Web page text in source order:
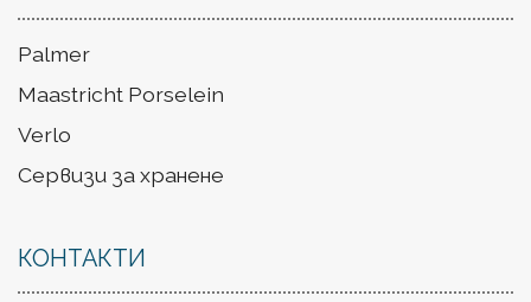
Palmer
Maastricht Porselein
Verlo
Сервизи за хранене
КОНТАКТИ